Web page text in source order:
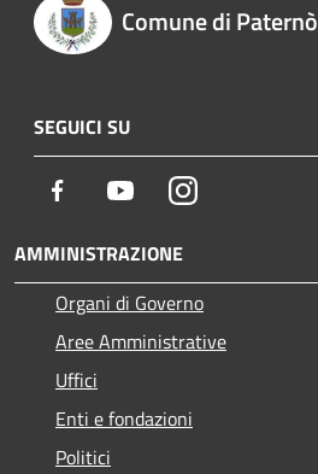
Comune di Paternò
SEGUICI SU
Facebook YoutubeInstagram
AMMINISTRAZIONE
Organi di Governo
Aree Amministrative
Uffici
Enti e fondazioni
Politici